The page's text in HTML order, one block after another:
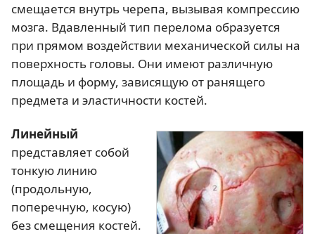
смещается внутрь черепа, вызывая компрессию
мозга. Вдавленный тип перелома образуется
при прямом воздействии механической силы на
поверхность головы. Они имеют различную
площадь и форму, зависящую от ранящего
предмета и эластичности костей.
Линейный
представляет собой
тонкую линию
(продольную,
поперечную, косую)
без смещения костей.